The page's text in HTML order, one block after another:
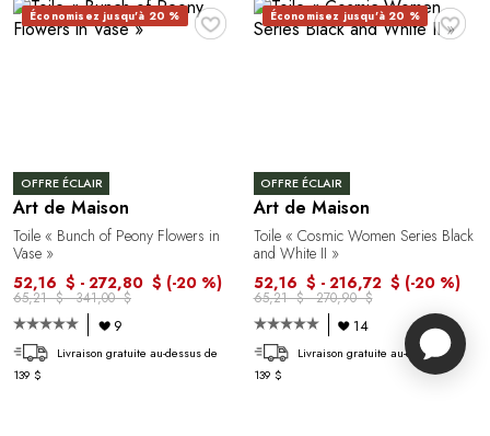
♥
Économisez jusqu'à 20 %
OFFRE ÉCLAIR
Art de Maison
Toile « Bunch of Peony Flowers in
Vase »
52,16 $ - 272,80 $ (-20 %)
65,21 $ - 341,00 $
9
Livraison gratuite au-dessus de
139 $
♥
Économisez jusqu'à 20 %
OFFRE ÉCLAIR
Art de Maison
Toile « Cosmic Women Series Black
and White II »
52,16 $ - 216,72 $ (-20 %)
65,21 $ - 270,90 $
14
Livraison gratuite au-dessus de
139 $